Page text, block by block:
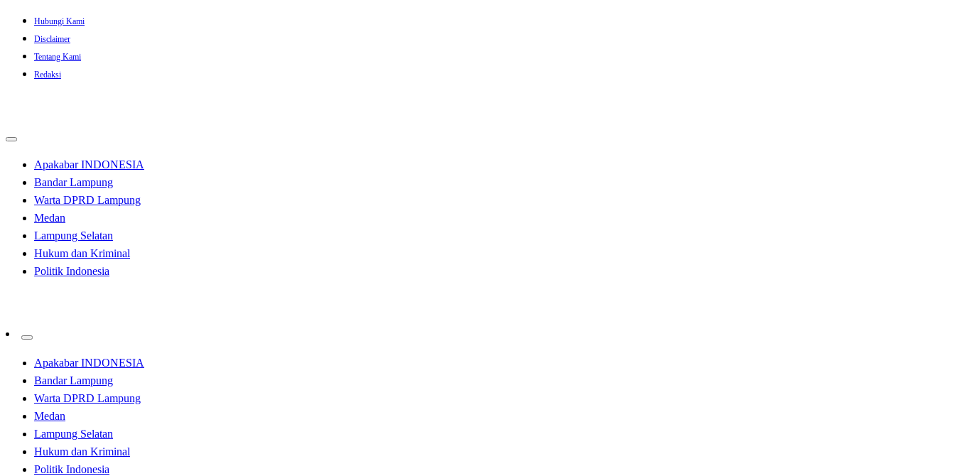
Skip
content
Hubungi Kami
Disclaimer
Tentang Kami
Redaksi
Apakabar INDONESIA
Bandar Lampung
Warta DPRD Lampung
Medan
Lampung Selatan
Hukum dan Kriminal
Politik Indonesia
Apakabar INDONESIA
Bandar Lampung
Warta DPRD Lampung
Medan
Lampung Selatan
Hukum dan Kriminal
Politik Indonesia